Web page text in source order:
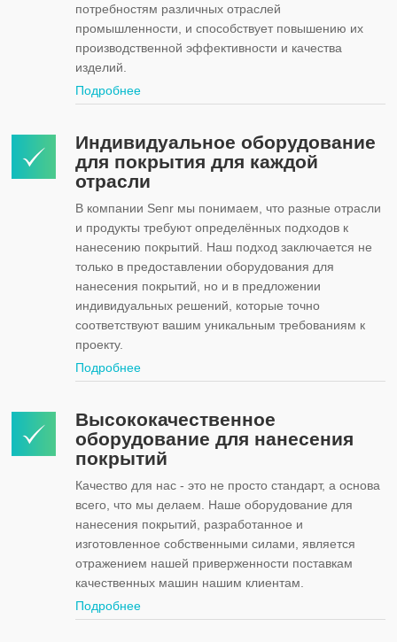
потребностям различных отраслей
промышленности, и способствует повышению их
производственной эффективности и качества
изделий.
Подробнее
Индивидуальное оборудование
для покрытия для каждой
отрасли
В компании Senr мы понимаем, что разные отрасли
и продукты требуют определённых подходов к
нанесению покрытий. Наш подход заключается не
только в предоставлении оборудования для
нанесения покрытий, но и в предложении
индивидуальных решений, которые точно
соответствуют вашим уникальным требованиям к
проекту.
Подробнее
Высококачественное
оборудование для нанесения
покрытий
Качество для нас - это не просто стандарт, а основа
всего, что мы делаем. Наше оборудование для
нанесения покрытий, разработанное и
изготовленное собственными силами, является
отражением нашей приверженности поставкам
качественных машин нашим клиентам.
Подробнее